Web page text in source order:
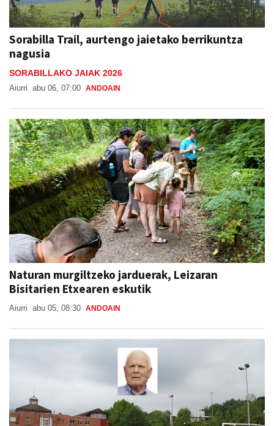
Sorabilla Trail, aurtengo jaietako berrikuntza
nagusia
SORABILLAKO JAIAK 2026
Aiurri abu 06, 07:00 ANDOAIN
Naturan murgiltzeko jarduerak, Leizaran
Bisitarien Etxearen eskutik
Aiurri abu 05, 08:30 ANDOAIN